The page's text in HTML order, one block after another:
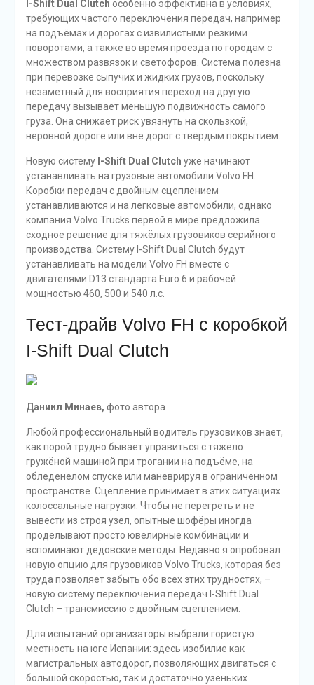
I-Shift Dual Clutch особенно эффективна в условиях,
требующих частого переключения передач, например
на подъёмах и дорогах с извилистыми резкими
поворотами, а также во время проезда по городам с
множеством развязок и светофоров. Система полезна
при перевозке сыпучих и жидких грузов, поскольку
незаметный для восприятия переход на другую
передачу вызывает меньшую подвижность самого
груза. Она снижает риск увязнуть на скользкой,
неровной дороге или вне дорог с твёрдым покрытием.
Новую систему I-Shift Dual Clutch уже начинают
устанавливать на грузовые автомобили Volvo FH.
Коробки передач с двойным сцеплением
устанавливаются и на легковые автомобили, однако
компания Volvo Trucks первой в мире предложила
сходное решение для тяжёлых грузовиков серийного
производства. Систему I-Shift Dual Clutch будут
устанавливать на модели Volvo FH вместе с
двигателями D13 стандарта Euro 6 и рабочей
мощностью 460, 500 и 540 л.с.
Тест-драйв Volvo FH с коробкой
I-Shift Dual Clutch
Даниил Минаев, фото автора
Любой профессиональный водитель грузовиков знает,
как порой трудно бывает управиться с тяжело
гружёной машиной при трогании на подъёме, на
обледенелом спуске или маневрируя в ограниченном
пространстве. Сцепление принимает в этих ситуациях
колоссальные нагрузки. Чтобы не перегреть и не
вывести из строя узел, опытные шофёры иногда
проделывают просто ювелирные комбинации и
вспоминают дедовские методы. Недавно я опробовал
новую опцию для грузовиков Volvo Trucks, которая без
труда позволяет забыть обо всех этих трудностях, –
новую систему переключения передач I-Shift Dual
Clutch – трансмиссию с двойным сцеплением.
Для испытаний организаторы выбрали гористую
местность на юге Испании: здесь изобилие как
магистральных автодорог, позволяющих двигаться с
большой скоростью, так и достаточно узеньких